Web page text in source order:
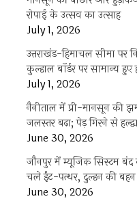
रोपाई के उत्सव का उत्साह
July 1, 2026
उत्तराखंड-हिमाचल सीमा पर
कुल्हाल बॉर्डर पर सामान्य हुए
July 1, 2026
नैनीताल में प्री-मानसून की
जलस्तर बढ़ा; पेड़ गिरने से
June 30, 2026
जौनपुर में म्यूजिक सिस्टम बंद
चले ईंट-पत्थर, दुल्हन की
June 30, 2026